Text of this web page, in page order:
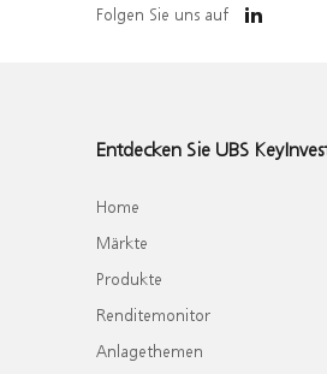
Folgen Sie uns auf
Entdecken Sie UBS
Home
Märkte
Produkte
Renditemonitor
Anlagethemen